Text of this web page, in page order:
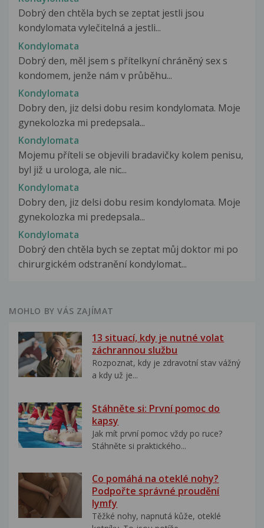
Dobrý den chtěla bych se zeptat jestli jsou
kondylomata vylečitelná a jestli...
Kondylomata
Dobrý den, měl jsem s přítelkyní chráněný sex s
kondomem, jenže nám v průběhu...
Kondylomata
Dobry den, jiz delsi dobu resim kondylomata. Moje
gynekolozka mi predepsala...
Kondylomata
Mojemu příteli se objevili bradavičky kolem penisu,
byl již u urologa, ale nic...
Kondylomata
Dobry den, jiz delsi dobu resim kondylomata. Moje
gynekolozka mi predepsala...
Kondylomata
Dobrý den chtěla bych se zeptat můj doktor mi po
chirurgickém odstranění kondylomat...
MOHLO BY VÁS ZAJÍMAT
13 situací, kdy je nutné volat
záchrannou službu
Rozpoznat, kdy je zdravotní stav vážný
a kdy už je...
Stáhněte si: První pomoc do
kapsy
Jak mít první pomoc vždy po ruce?
Stáhněte si praktického...
Co pomáhá na oteklé nohy?
Podpořte správné proudění
lymfy
Těžké nohy, napnutá kůže, oteklé